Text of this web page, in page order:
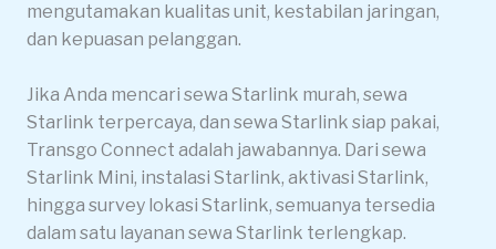
mengutamakan kualitas unit, kestabilan jaringan,
dan kepuasan pelanggan.
Jika Anda mencari sewa Starlink murah, sewa
Starlink terpercaya, dan sewa Starlink siap pakai,
Transgo Connect adalah jawabannya. Dari sewa
Starlink Mini, instalasi Starlink, aktivasi Starlink,
hingga survey lokasi Starlink, semuanya tersedia
dalam satu layanan sewa Starlink terlengkap.